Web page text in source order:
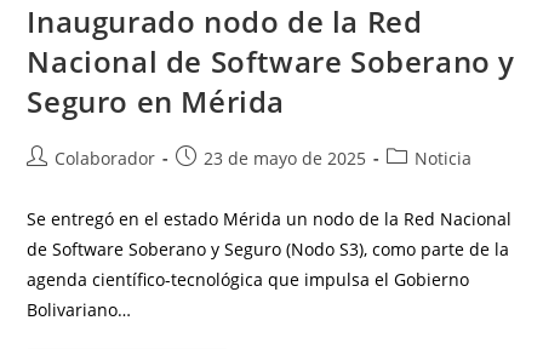
Inaugurado nodo de la Red
Nacional de Software Soberano y
Seguro en Mérida
Colaborador 23 de mayo de 2025 Noticia
Se entregó en el estado Mérida un nodo de la Red Nacional
de Software Soberano y Seguro (Nodo S3), como parte de la
agenda científico-tecnológica que impulsa el Gobierno
Bolivariano…